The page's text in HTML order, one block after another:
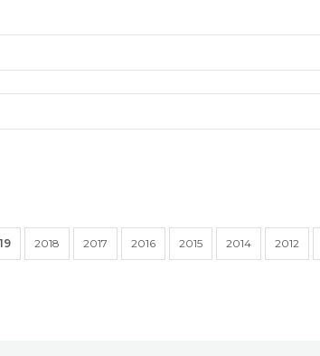
2018 2017 2016 2015 2014 2012